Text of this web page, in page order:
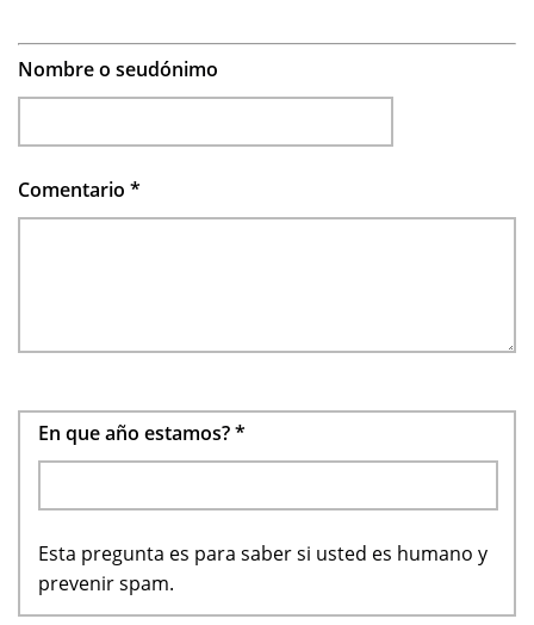
Nombre o seudónimo
Comentario *
En que año estamos?*
Esta pregunta es para saber si usted es humano y
prevenir spam.